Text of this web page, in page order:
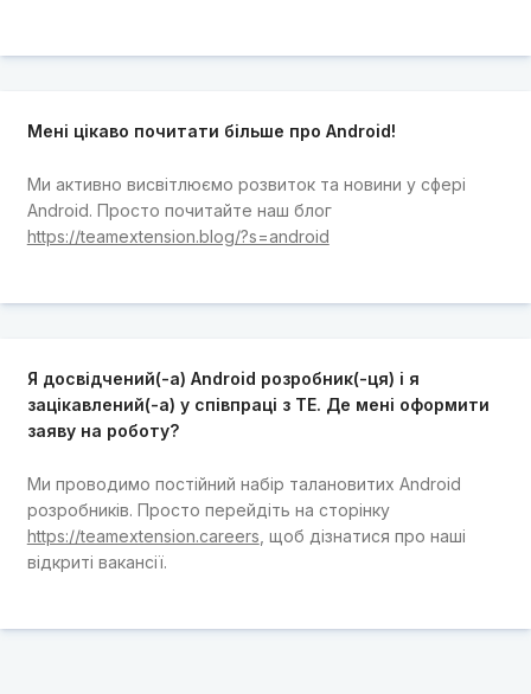
Мені цікаво почитати більше про Android!
Ми активно висвітлюємо розвиток та новини у сфері
Android. Просто почитайте наш блог
https://teamextension.blog/?s=android
Я досвідчений(-а) Android розробник(-ця) і я
зацікавлений(-а) у співпраці з TE. Де мені оформити
заяву на роботу?
Ми проводимо постійний набір талановитих Android
розробників. Просто перейдіть на сторінку
https://teamextension.careers , щоб дізнатися про наші
відкриті вакансії.